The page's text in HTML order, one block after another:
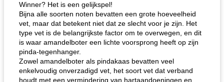
Winner? Het is een gelijkspel!
Bijna alle soorten noten bevatten een grote hoeveelheid
vet, maar dat betekent niet dat ze slecht voor je zijn. Het
type vet is de belangrijkste factor om te overwegen, en dit
is waar amandelboter een lichte voorsprong heeft op zijn
pinda-tegenhanger.
Zowel amandelboter als pindakaas bevatten veel
enkelvoudig onverzadigd vet, het soort vet dat verband
houdt met een vermindering van hartaandoeningen en